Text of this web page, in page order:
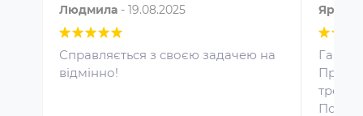
Людмила - 19.08.2025
Справляється з своєю задачею на
відмінно!
Гарні